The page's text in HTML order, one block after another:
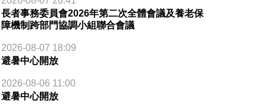
長者事務委員會2026年第二次全體會議及養老保
障機制跨部門協調小組聯合會議
2026-08-07 18:09
避暑中心開放
2026-08-06 11:00
避暑中心開放